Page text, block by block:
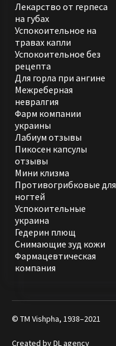
Лекарство от герпеса
на губах
Успокоительное на
травах капли
Успокоительное без
рецепта
Для горла при ангине
Межреберная
невралгия
Фарм компании
украины
Лабиум отзывы
Пикосен капсулы
отзывы
Мини клизма
Противогрибковые для
ногтей
Успокоительные
украина
Гедерин плющ
Снимающие зуд кожи
Фармацевтическая
компания
© ТМ Vishpha, 1938–2021
Created byDL agency